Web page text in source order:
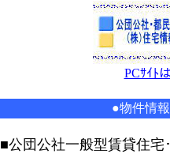
PCｻｲﾄは
●物件情
■公団公社一般型賃貸住宅